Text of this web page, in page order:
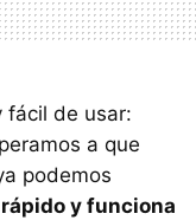
fácil de usar:
a que
podemos
y funciona